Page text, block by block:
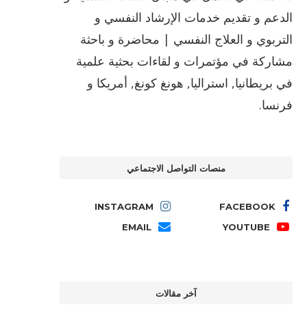
الدعم و تقديم خدمات الإرشاد النفسي و
التربوي و العلاج النفسي | محاضرة و باحثة
مشاركة في مؤتمرات و لقاءات بحثية علمية
في بريطانيا, استراليا, هونغ كونغ, أمريكا و
فرنسا.
منصات التواصل الاجتماعي
FACEBOOK
INSTAGRAM
YOUTUBE
EMAIL
آخر مقالات